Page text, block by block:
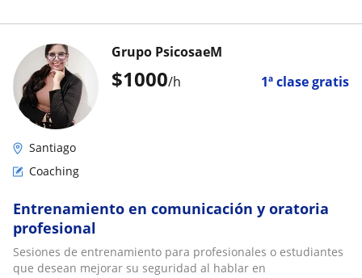
$1000/h 1ª clase gratis
Grupo PsicosaeM
Santiago
Coaching
Entrenamiento en comunicación y oratoria
profesional
Sesiones de entrenamiento para profesionales o estudiantes
que desean mejorar su seguridad al hablar en